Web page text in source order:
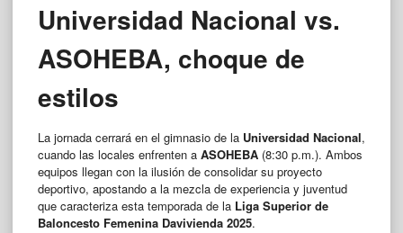
Universidad Nacional vs.
ASOHEBA, choque de
estilos
La jornada cerrará en el gimnasio de la Universidad Nacional,
cuando las locales enfrenten a ASOHEBA (8:30 p.m.). Ambos
equipos llegan con la ilusión de consolidar su proyecto
deportivo, apostando a la mezcla de experiencia y juventud
que caracteriza esta temporada de la Liga Superior de
Baloncesto Femenina Davivienda 2025.